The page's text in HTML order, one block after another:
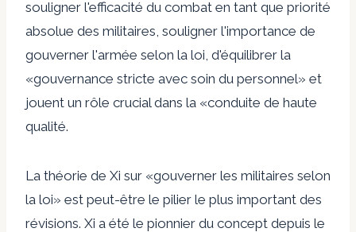
souligner l'efficacité du combat en tant que priorité
absolue des militaires, souligner l'importance de
gouverner l'armée selon la loi, d'équilibrer la
«gouvernance stricte avec soin du personnel» et
jouent un rôle crucial dans la «conduite de haute
qualité.
La théorie de Xi sur «gouverner les militaires selon
la loi» est peut-être le pilier le plus important des
révisions. Xi a été le pionnier du concept depuis le